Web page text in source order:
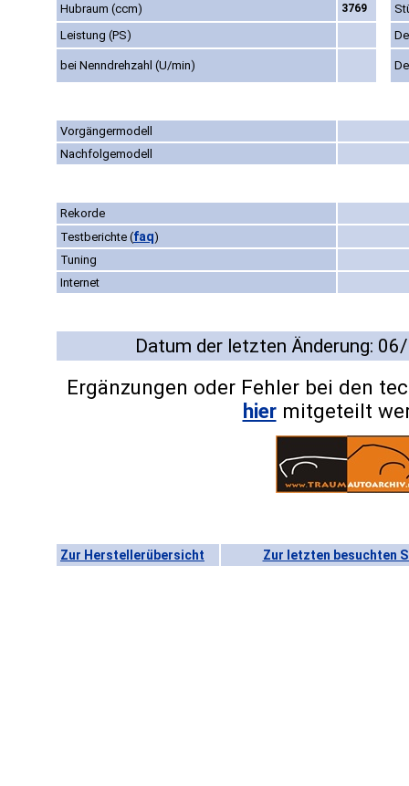
Hubraum (ccm)
3769
Leistung (PS)
bei Nenndrehzahl (U/min)
Vorgängermodell
Nachfolgemodell
Rekorde
Testberichte (faq)
Tuning
Internet
Datum der letzten Änderung:
Ergänzungen oder Fehler bei den
hiermitgeteilt
Zur Herstellerübersicht Zur letzten besuchten